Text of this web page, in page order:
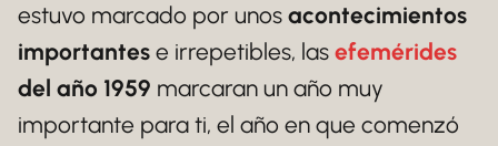
estuvo marcado por unos acontecimientos
importantes e irrepetibles, las efemérides
del año 1959 marcaran un año muy
importante para ti, el año en que comenzó